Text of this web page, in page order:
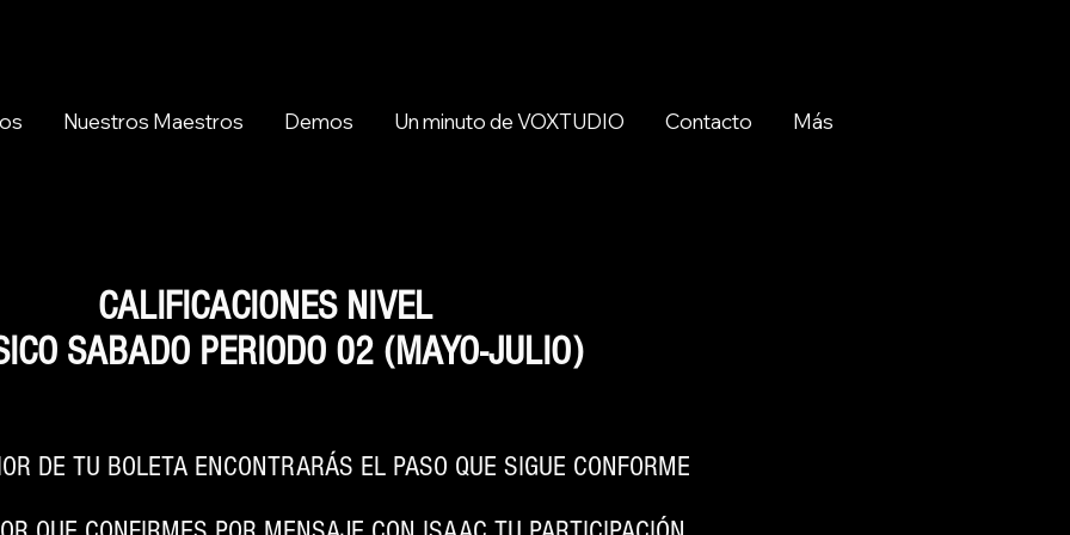
Nuestros Maestros Demos Un minuto de VOXTUDIO Contacto Más
CALIFICACIONES NIVEL
SABADO PERIODO 02 (MAYO-JULIO)
DE TU BOLETA ENCONTRARÁS EL PASO QUE SIGUE CONFORME